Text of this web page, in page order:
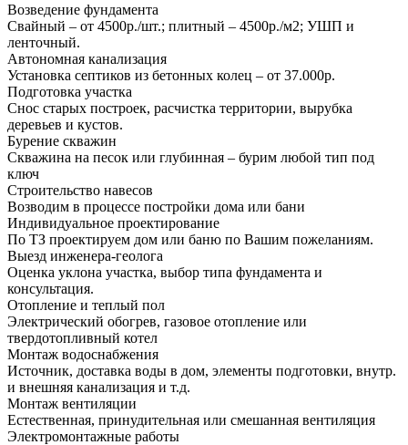
Возведение фундамента
Свайный – от 4500р./шт.; плитный – 4500р./м2; УШП и
ленточный.
Автономная канализация
Установка септиков из бетонных колец – от 37.000р.
Подготовка участка
Снос старых построек, расчистка территории, вырубка
деревьев и кустов.
Бурение скважин
Скважина на песок или глубинная – бурим любой тип под
ключ
Строительство навесов
Возводим в процессе постройки дома или бани
Индивидуальное проектирование
По ТЗ проектируем дом или баню по Вашим пожеланиям.
Выезд инженера-геолога
Оценка уклона участка, выбор типа фундамента и
консультация.
Отопление и теплый пол
Электрический обогрев, газовое отопление или
твердотопливный котел
Монтаж водоснабжения
Источник, доставка воды в дом, элементы подготовки, внутр.
и внешняя канализация и т.д.
Монтаж вентиляции
Естественная, принудительная или смешанная вентиляция
Электромонтажные работы